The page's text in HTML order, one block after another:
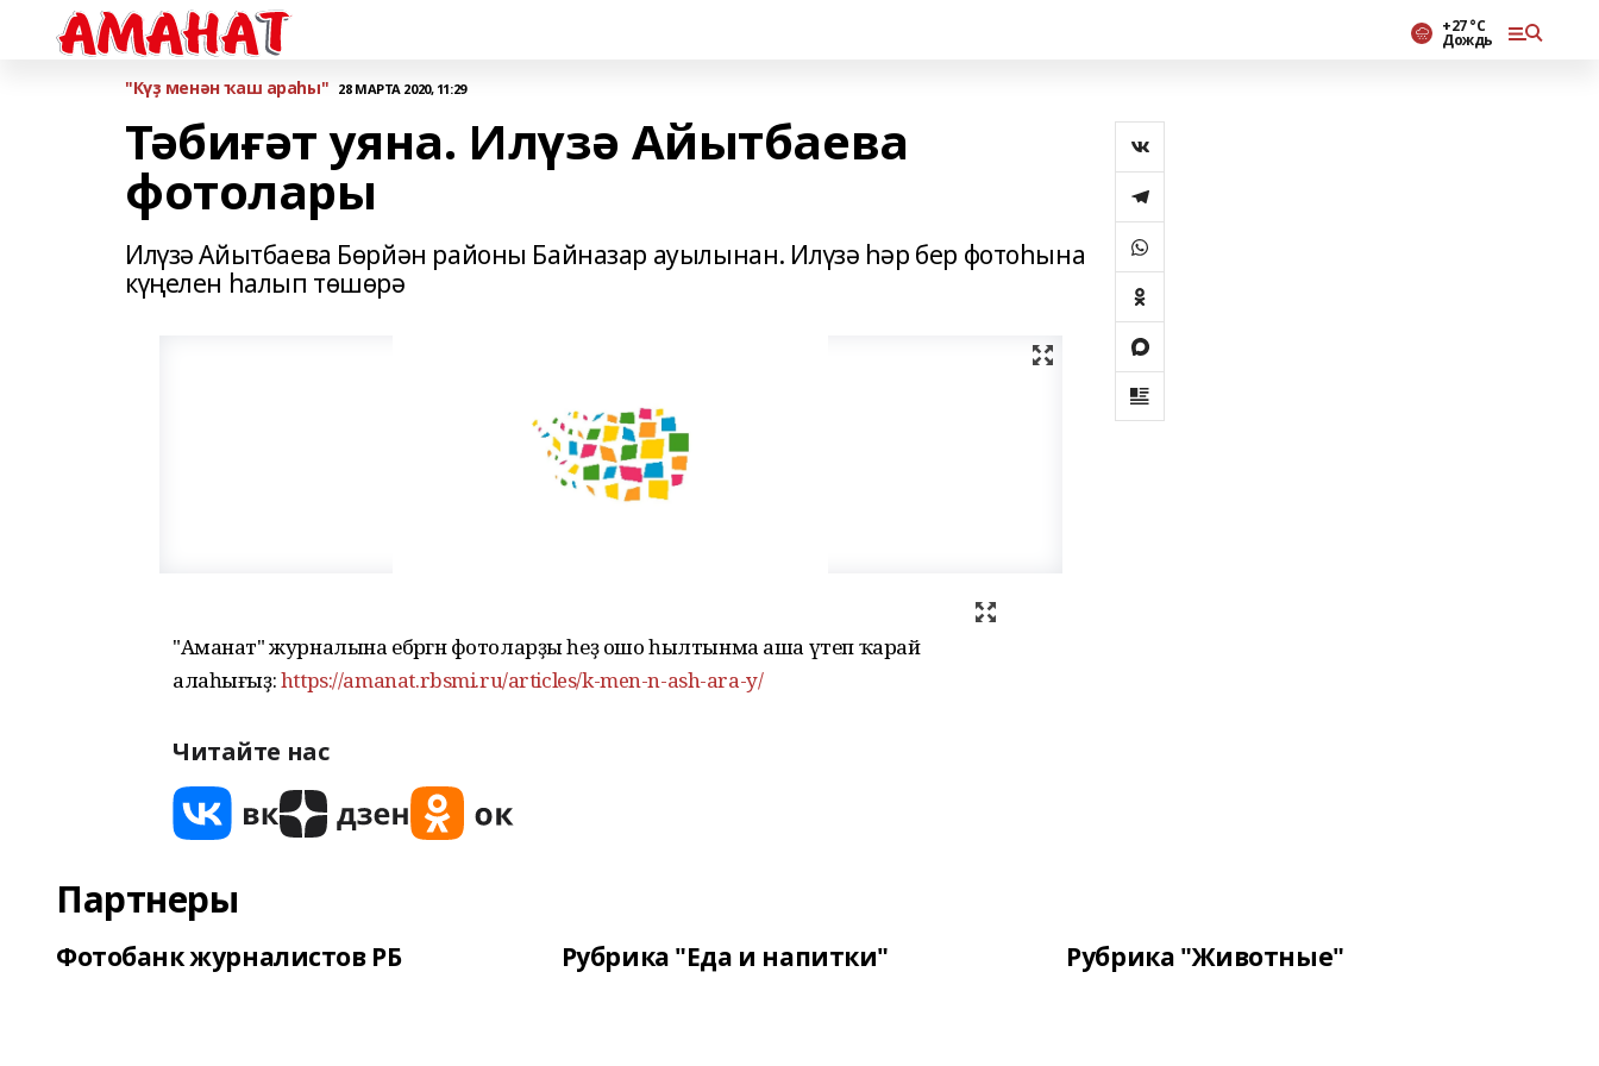
+27 °С
Дождь
"Күҙ менән ҡаш араһы" 28 МАРТА 2020, 11:29
Тәбиғәт уяна. Илүзә Айытбаева
фотолары
Илүзә Айытбаева Бөрйән районы Байназар ауылынан. Илүзә һәр бер фотоһына
күңелен һалып төшөрә
"Аманат" журналына ебәргән фотоларҙы һеҙ ошо һылтынма аша үтеп ҡарай
алаһығыҙ:https://amanat.rbsmi.ru/articles/k-men-n-ash-ara-y/
Читайте нас
Партнеры
Фотобанк журналистов РБ Рубрика "Еда и напитки" Рубрика "Животные"